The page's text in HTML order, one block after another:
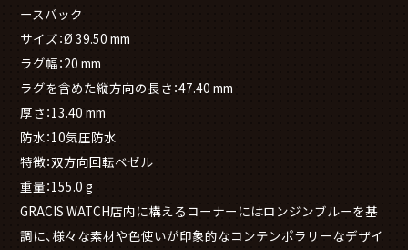
ースバック
サイズ：Ø 39.50 mm
ラグ幅：20 mm
ラグを含めた縦方向の長さ：47.40 mm
厚さ：13.40 mm
防水：10気圧防水
特徴：双方向回転ベゼル
重量：155.0 g
GRACIS WATCH店内に構えるコーナーにはロンジンブルーを基
調に、様々な素材や色使いが印象的なコンテンポラリーなデザイ